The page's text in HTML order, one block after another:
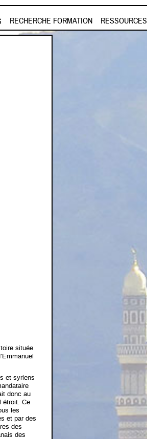
Aller au contenu principal
RECHERCHE FORMATION RESSOURCES
située
et syriens
donc au
étroit. Ce
les
et par des
des
des